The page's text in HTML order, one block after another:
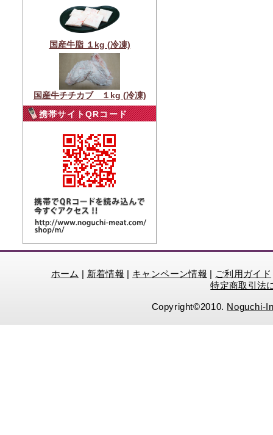
国産牛脂 １kg (冷凍)
国産牛チチカブ １kg (冷凍)
携帯サイトQRコード
ホーム 新着情報 キャンペーン情報 ご利用ガイド
特定商取引法
Copyright©2010. Noguchi-